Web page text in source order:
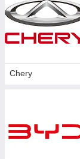
Chery